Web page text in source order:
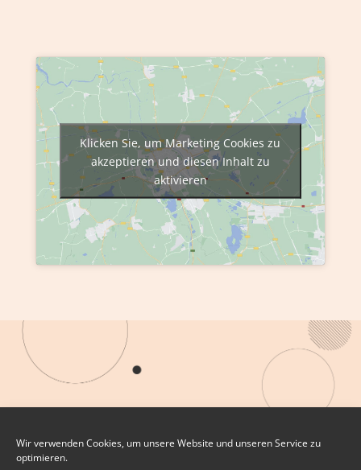
Wir verwenden Cookies, um unsere Website und unseren Service zu
optimieren.
Klicken Sie, um Marketing Cookies zu
akzeptieren und diesen Inhalt zu
aktivieren